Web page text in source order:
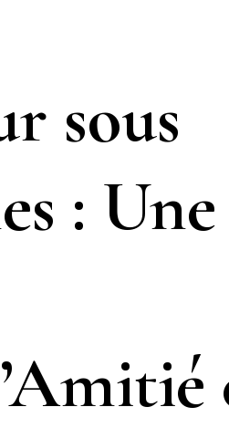
sous
: Une